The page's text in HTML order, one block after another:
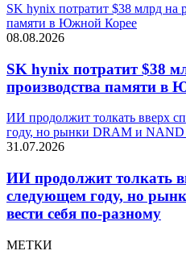
SK hynix потратит $38 млрд на
памяти в Южной Корее
08.08.2026
SK hynix потратит $38
производства памяти в
ИИ продолжит толкать вверх
году, но рынки DRAM и NAND
31.07.2026
ИИ продолжит толкать
следующем году, но
вести себя по-разному
МЕТКИ